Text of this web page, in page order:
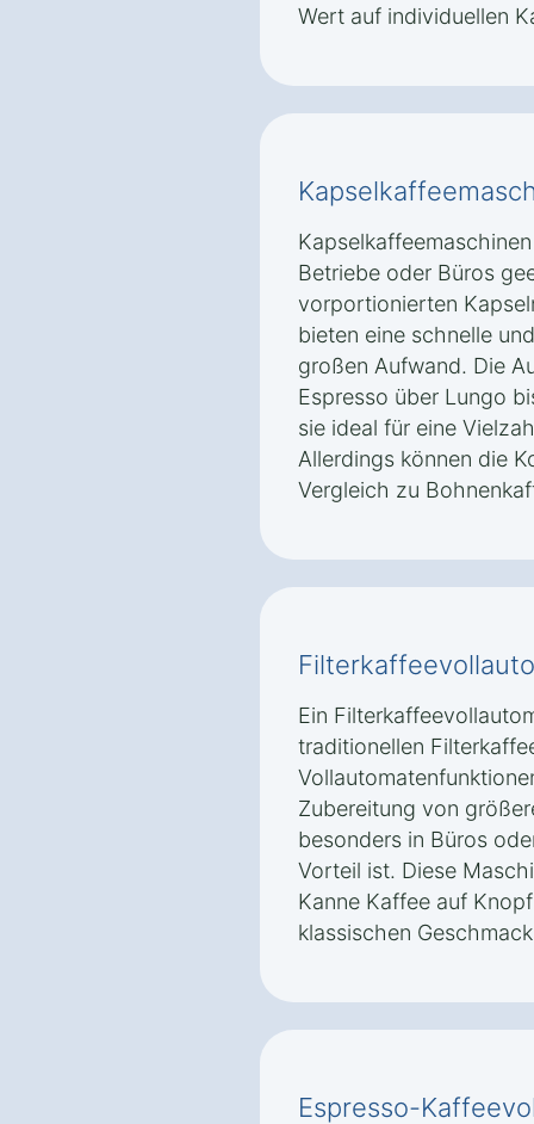
Wert auf individuellen
Betriebe oder Büros
vorportionierten
bieten eine schnelle
großen Aufwand. Die
Espresso über Lungo
sie ideal für eine
Allerdings können die
Vergleich zu
Ein
traditionellen
Zubereitung von
besonders in Büros
Vorteil ist. Diese
Kanne Kaffee auf
klassischen
Espresso-